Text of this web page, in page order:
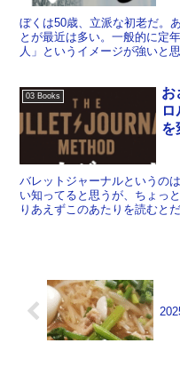
ぼくは50歳、立派な初老だ。
とが最近は多い。一般的に定
人」というイメージが強いと
03 Books
お
を
バレットジャーナルというの
い知ってると思うが、ちょっ
りあえずこのあたりを読むと